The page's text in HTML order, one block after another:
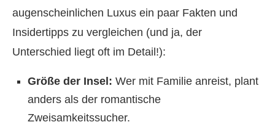
augenscheinlichen Luxus ein paar Fakten und
Insidertipps zu vergleichen (und ja, der
Unterschied liegt oft im Detail!):
Größe der Insel: Wer mit Familie anreist, plant
anders als der romantische
Zweisamkeitssucher.